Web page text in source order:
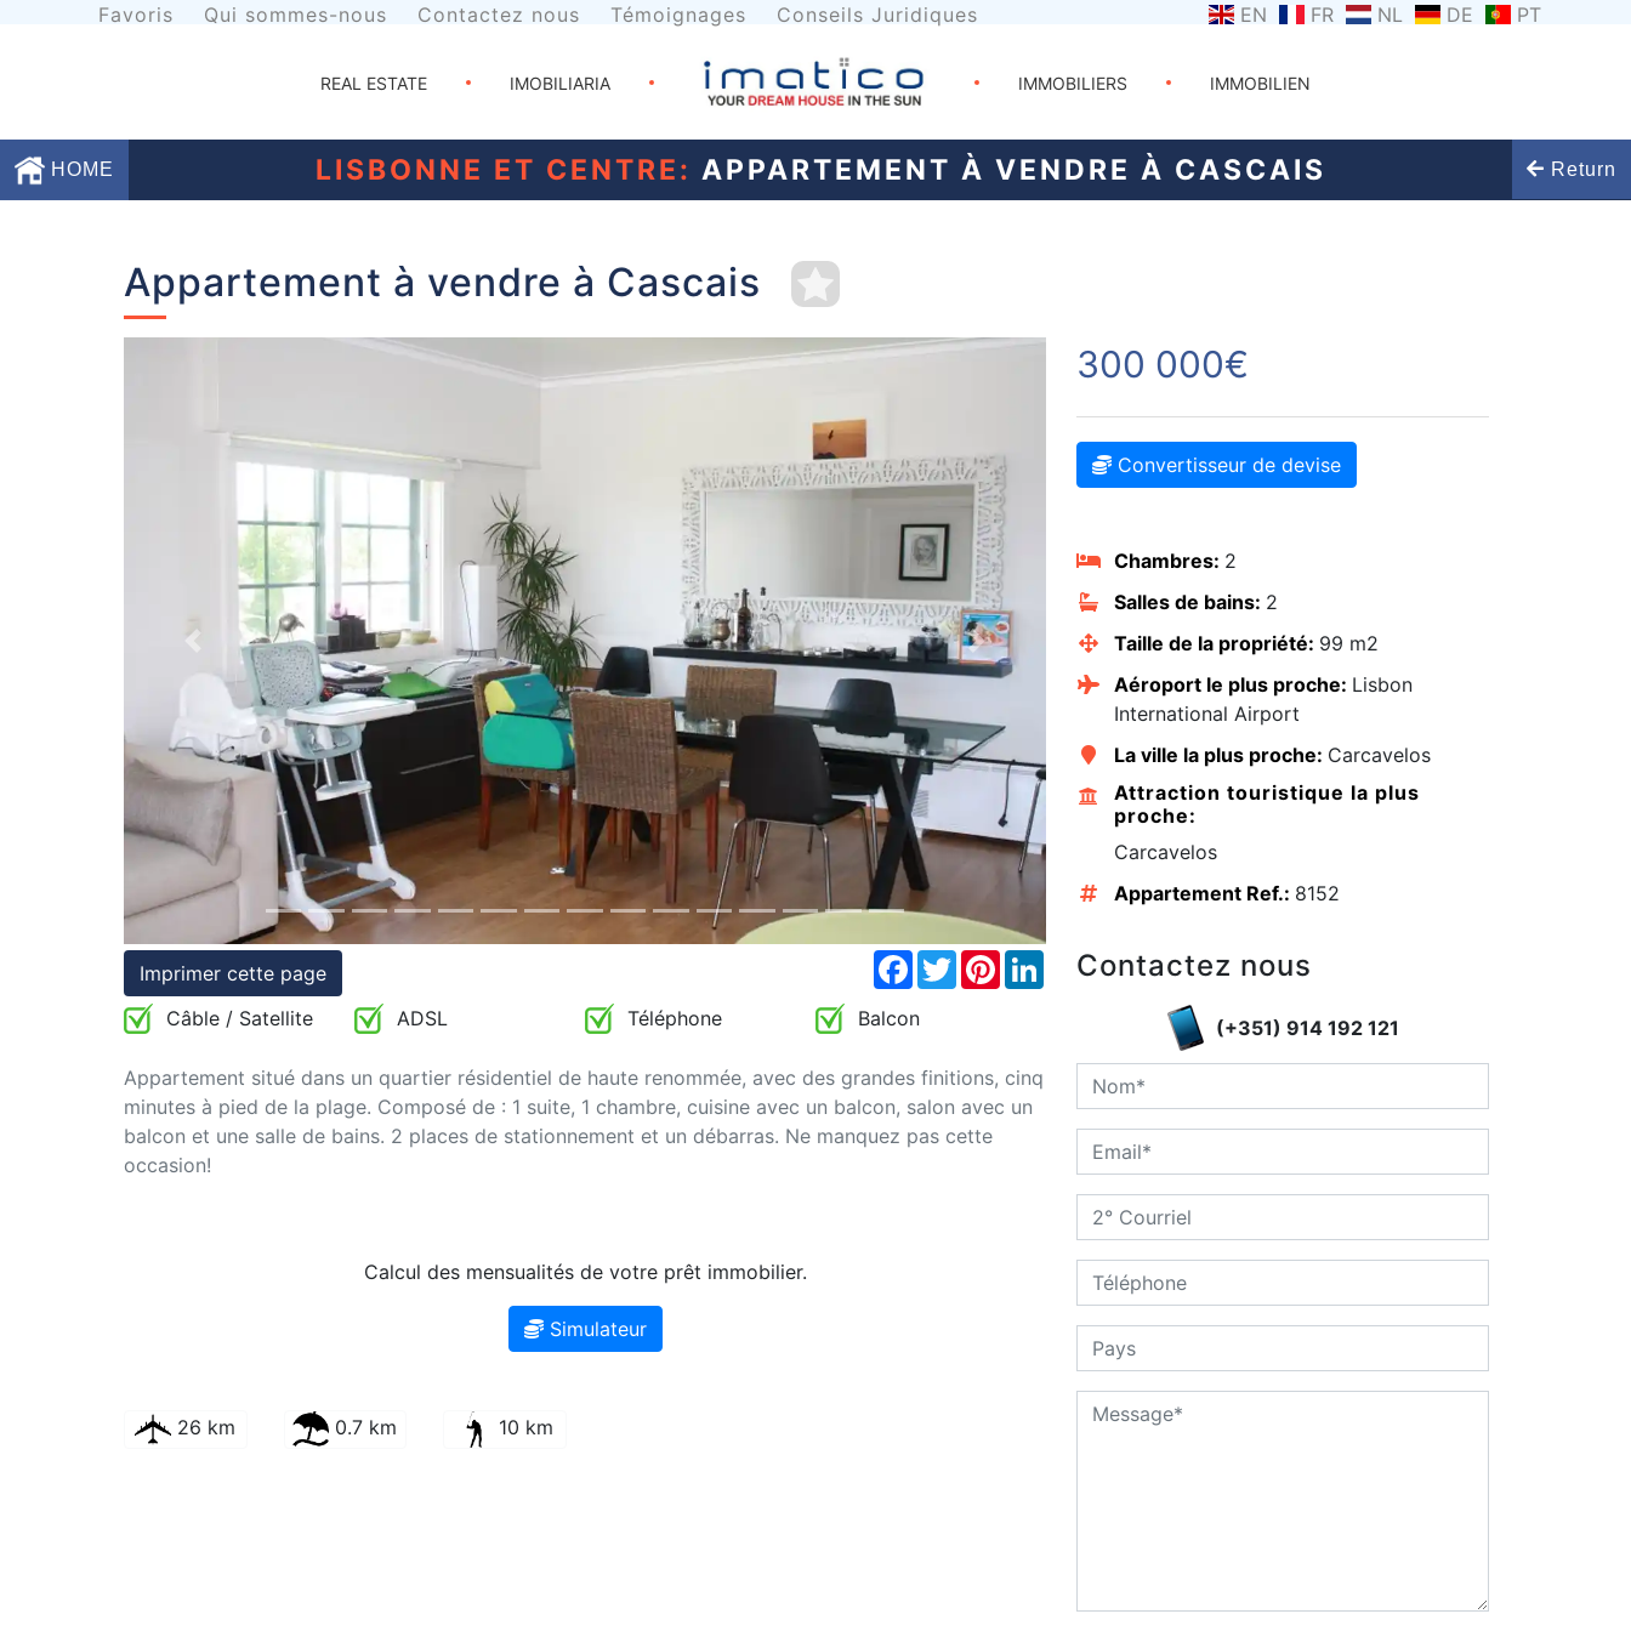
Favoris Qui sommes-nous Contactez nous Témoignages Conseils Juridiques EN FR NL DE PT
REAL ESTATE IMOBILIARIA IMMOBILIERS IMMOBILIEN
HOME LISBONNE ET CENTRE: APPARTEMENT À VENDRE À CASCAIS Return
Juridiques
Appartement à vendre à Cascais
Previous Next
Imprimer cette page
Facebook
TwitterPinterestLinkedIn
Câble / Satellite ADSL Téléphone Balcon
Appartement situé dans un quartier résidentiel de haute renommée, avec des grandes finitions, cinq
minutes à pied de la plage. Composé de : 1 suite, 1 chambre, cuisine avec un balcon, salon avec un
balcon et une salle de bains. 2 places de stationnement et un débarras. Ne manquez pas cette
occasion!
Calcul des mensualités de votre prêt immobilier.
Simulateur
26 km 0.7 km 10 km
300 000€
Convertisseur de devise
Chambres: 2
Salles de bains: 2
Taille de la propriété: 99 m2
Aéroport le plus proche: Lisbon
International Airport
La ville la plus proche: Carcavelos
Attraction touristique la plus
proche:
Carcavelos
Appartement Ref.: 8152
Contactez nous
(+351) 914 192 121